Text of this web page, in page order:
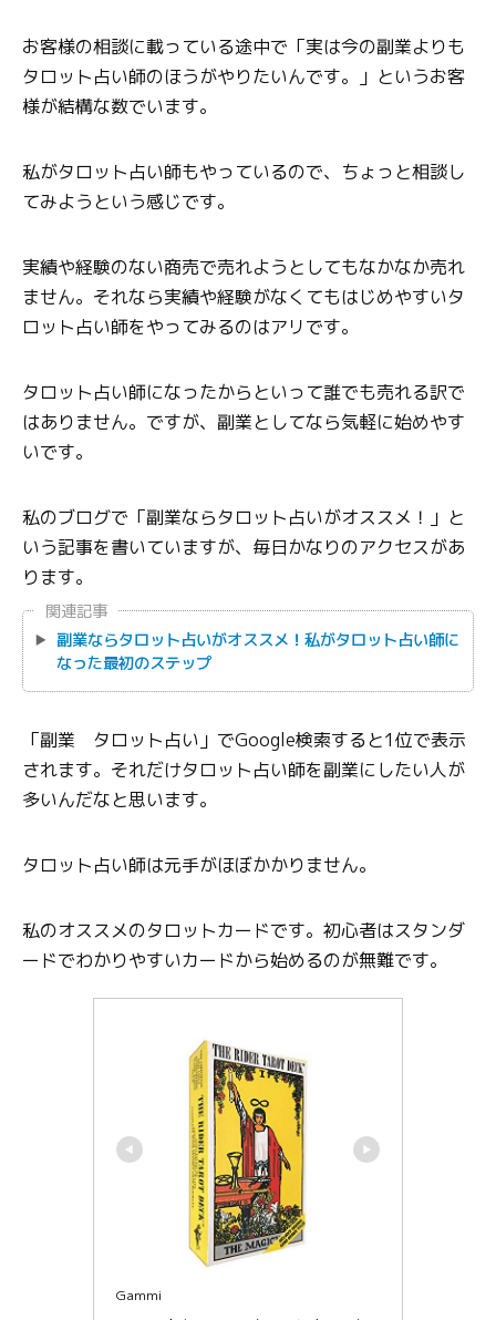
お客様の相談に載っている途中で「実は今の副業よりも
タロット占い師のほうがやりたいんです。」というお客
様が結構な数でいます。
私がタロット占い師もやっているので、ちょっと相談し
てみようという感じです。
実績や経験のない商売で売れようとしてもなかなか売れ
ません。それなら実績や経験がなくてもはじめやすいタ
ロット占い師をやってみるのはアリです。
タロット占い師になったからといって誰でも売れる訳で
はありません。ですが、副業としてなら気軽に始めやす
いです。
私のブログで「副業ならタロット占いがオススメ！」と
いう記事を書いていますが、毎日かなりのアクセスがあ
ります。
関連記事
副業ならタロット占いがオススメ！私がタロット占い師に
なった最初のステップ
「副業 タロット占い」でGoogle検索すると1位で表示
されます。それだけタロット占い師を副業にしたい人が
多いんだなと思います。
タロット占い師は元手がほぼかかりません。
私のオススメのタロットカードです。初心者はスタンダ
ードでわかりやすいカードから始めるのが無難です。
Gammi